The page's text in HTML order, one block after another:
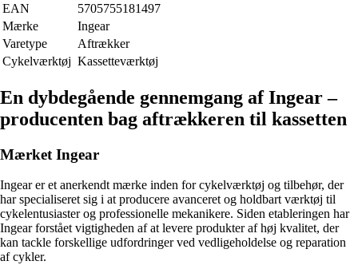
EAN
5705755181497
Mærke
Ingear
Varetype
Aftrækker
Cykelværktøj Kassetteværktøj
En dybdegående gennemgang af Ingear –
producenten bag aftrækkeren til kassetten
Mærket Ingear
Ingear er et anerkendt mærke inden for cykelværktøj og tilbehør, der
har specialiseret sig i at producere avanceret og holdbart værktøj til
cykelentusiaster og professionelle mekanikere. Siden etableringen har
Ingear forstået vigtigheden af at levere produkter af høj kvalitet, der
kan tackle forskellige udfordringer ved vedligeholdelse og reparation
af cykler.